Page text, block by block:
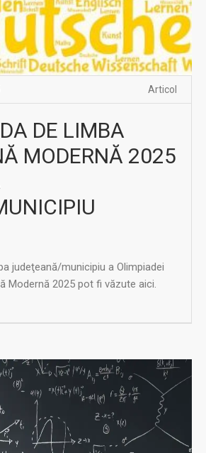
Articol
DE LIMBA
MODERNĂ 2025
judeţeană/municipiu a Olimpiadei
Modernă 2025 pot fi văzute aici.